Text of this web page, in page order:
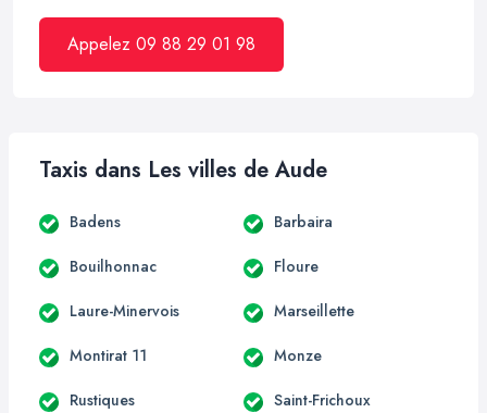
Appelez 09 88 29 01 98
Taxis dans Les villes de Aude
Badens Barbaira
Bouilhonnac Floure
Laure-Minervois Marseillette
Montirat 11 Monze
Rustiques Saint-Frichoux